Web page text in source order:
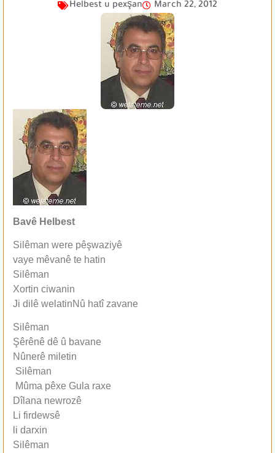
Helbest u pexşan
March 22, 2012
Bavê Helbest
Silêman were pêşwaziyê
vaye mêvanê te hatin
Silêman
Xortin ciwanin
Ji dilê welatinNû hatî zavane
Silêman
Şêrênê dê û bavane
Nûnerê miletin
Silêman
Mûma pêxe Gula raxe
Dîlana newrozê
Li firdewsê
li darxin
Silêman